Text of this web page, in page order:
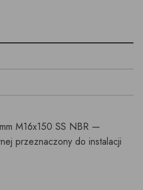
M16x150 SS NBR —
przeznaczony do instalacji